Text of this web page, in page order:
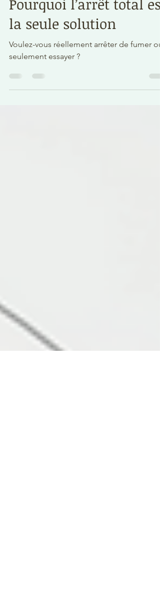
Essayer d’arrêter de
fumer est un leurre :
Pourquoi l’arrêt total est
la seule solution
Voulez-vous réellement arrêter de fumer ou